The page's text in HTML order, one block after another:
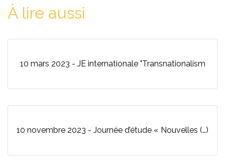
À lire aussi
10 mars 2023 - JE internationale "Transnationalism
10 novembre 2023 - Journée d’étude « Nouvelles (…)